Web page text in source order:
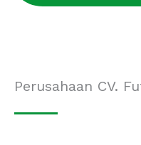
Perusahaan CV.